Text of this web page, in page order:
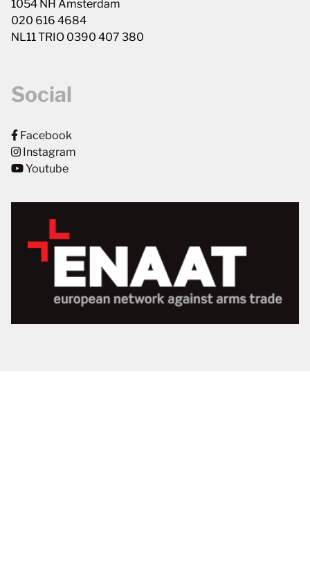
1054 NH Amsterdam
020 616 4684
NL11 TRIO 0390 407 380
Social
Facebook
Instagram
Youtube